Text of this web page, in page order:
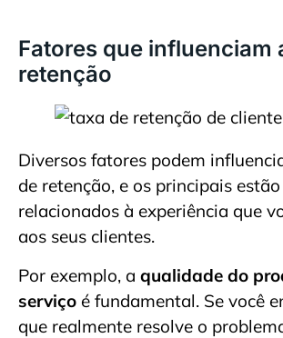
Fatores que influenciam
retenção
Diversos fatores podem
de retenção, e os principais
relacionados à experiência que
aos seus clientes.
Por exemplo, a qualidade do
serviço é fundamental. Se você
que realmente resolve o